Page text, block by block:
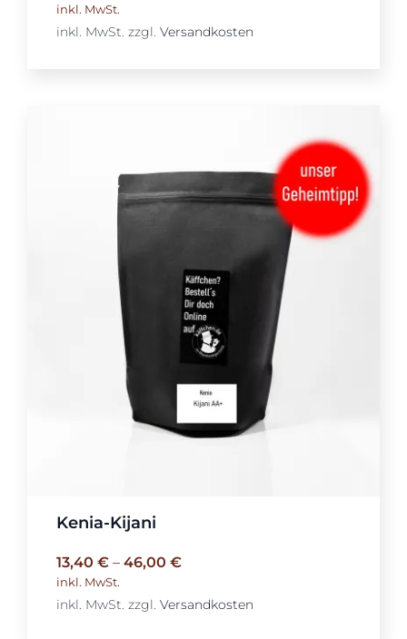
inkl. MwSt.
inkl. MwSt. zzgl. Versandkosten
Kenia-Kijani
13,40 €– 46,00 €
inkl. MwSt.
inkl. MwSt. zzgl. Versandkosten